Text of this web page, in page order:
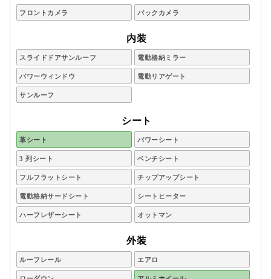
フロントカメラ バックカメラ
内装
スライドドアサンルーフ 電動格納ミラー
パワーウィンドウ 電動リアゲート
サンルーフ
シート
革シート パワーシート
3 列シート ベンチシート
フルフラットシート チップアップシート
電動格納サードシート シートヒーター
ハーフレザーシート オットマン
外装
ルーフレール エアロ